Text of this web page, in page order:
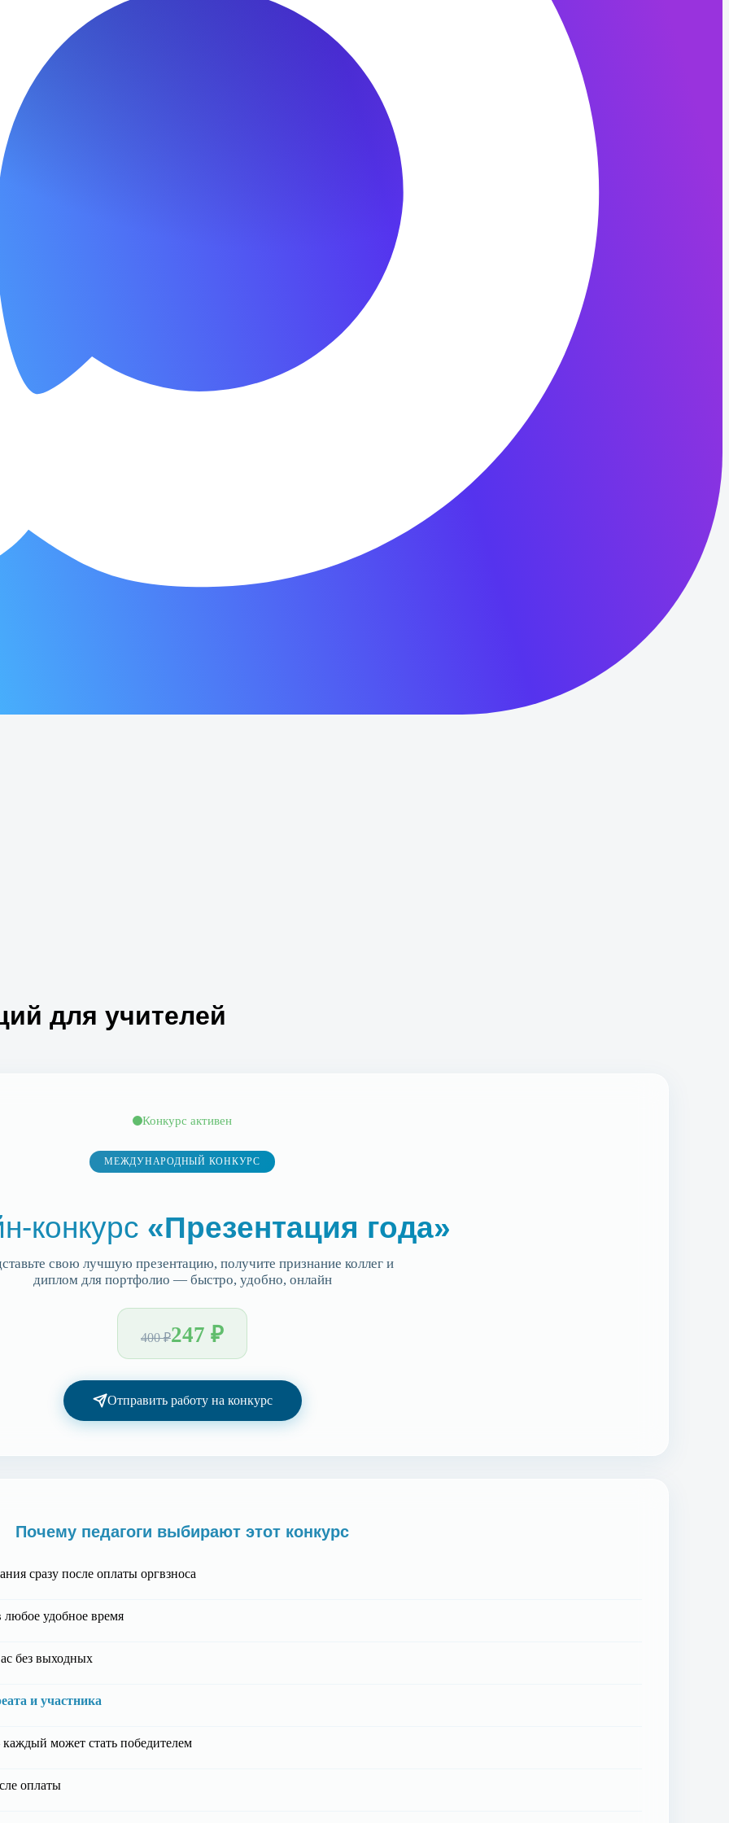
для учителей
Конкурс активен
МЕЖДУНАРОДНЫЙ КОНКУРС
конкурс «Презентация года»
свою лучшую презентацию, получите признание коллег и
диплом для портфолио — быстро, удобно, онлайн
400 ₽247 ₽
Отправить работу на конкурс
Почему педагоги выбирают этот конкурс
сразу после оплаты оргвзноса
удобное время
без выходных
и участника
может стать победителем
оплаты